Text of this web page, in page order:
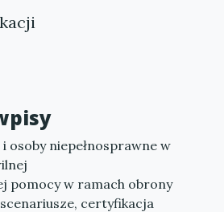
osoby niepełnosprawne w
pomocy w ramach obrony
certyfikacja